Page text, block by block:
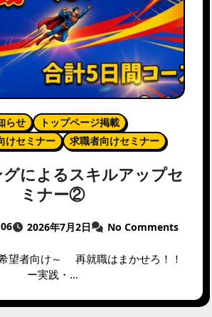
らせ
トップページ掲載
けセミナー
求職者向けセミナー
グによるスキルアップセ
ミナー②
2026年7月2日 No Comments
ー実践・…